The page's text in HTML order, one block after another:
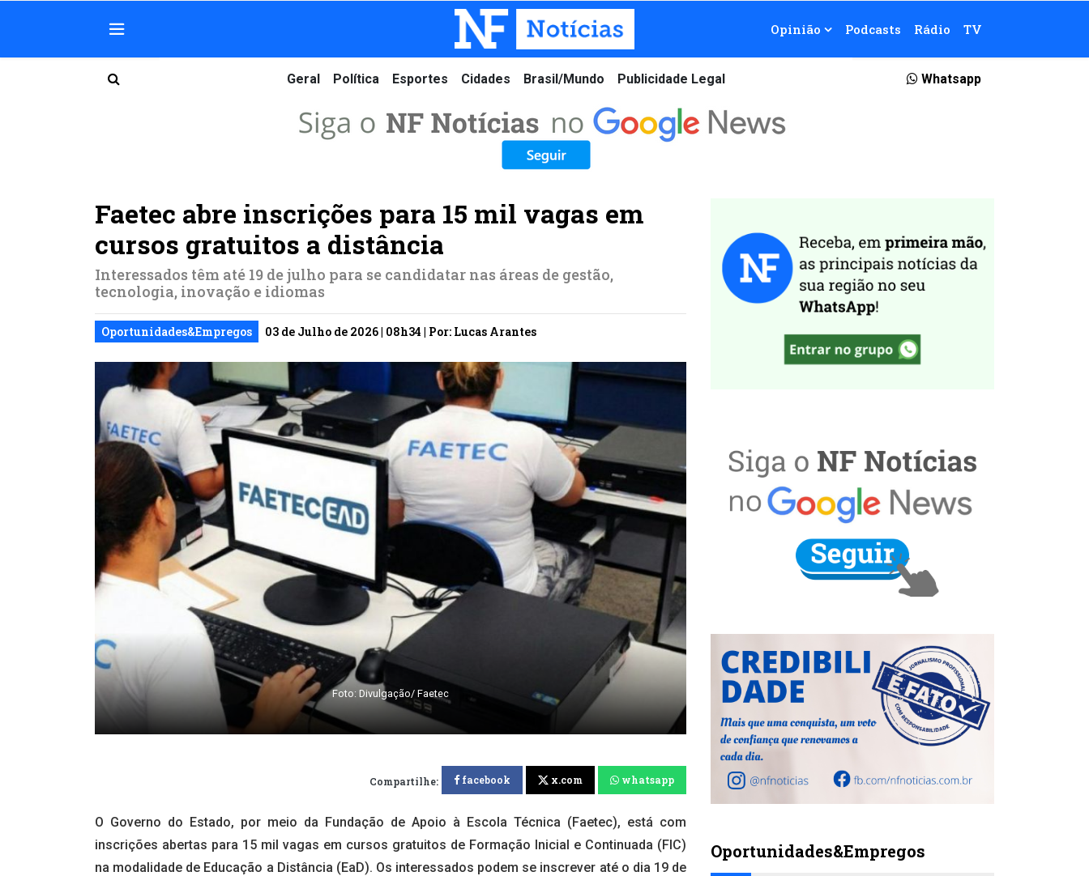
Opinião Podcasts Rádio TV
Geral Política Esportes Cidades Brasil/Mundo Publicidade Legal Whatsapp
Faetec abre inscrições para 15 mil vagas em
cursos gratuitos a distância
Interessados têm até 19 de julho para se candidatar nas áreas de gestão,
tecnologia, inovação e idiomas
Oportunidades&Empregos 03 de Julho de 2026 | 08h34 | Por: Lucas Arantes
Foto: Divulgação/ Faetec
Compartilhe: facebook x.com whatsapp
O Governo do Estado, por meio da Fundação de Apoio à Escola Técnica (Faetec), está com
inscrições abertas para 15 mil vagas em cursos gratuitos de Formação Inicial e Continuada (FIC)
na modalidade de Educação a Distância (EaD). Os interessados podem se inscrever até o dia 19 de
Oportunidades&Empregos